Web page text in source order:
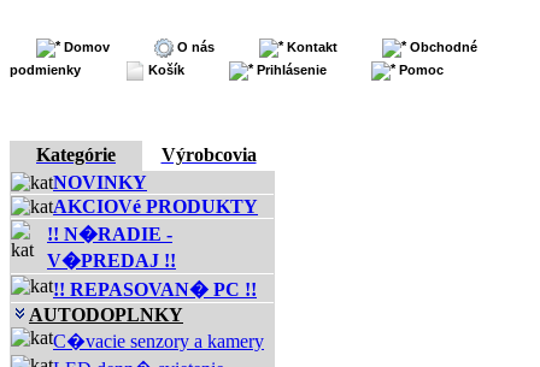
Domov O nás Kontakt
Obchodné
podmienky
Košík Prihlásenie Pomoc
Kategórie
Výrobcovia
NOVINKY
AKCIOVé PRODUKTY
!! N�RADIE -
V�PREDAJ !!
!! REPASOVAN� PC !!
AUTODOPLNKY
C�vacie senzory a kamery